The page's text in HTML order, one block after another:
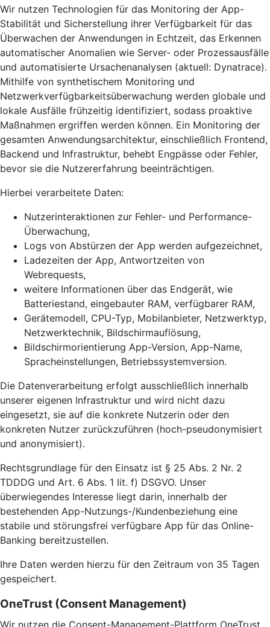
Wir nutzen Technologien für das Monitoring der App-
Stabilität und Sicherstellung ihrer Verfügbarkeit für das
Überwachen der Anwendungen in Echtzeit, das Erkennen
automatischer Anomalien wie Server- oder Prozessausfälle
und automatisierte Ursachenanalysen (aktuell: Dynatrace).
Mithilfe von synthetischem Monitoring und
Netzwerkverfügbarkeitsüberwachung werden globale und
lokale Ausfälle frühzeitig identifiziert, sodass proaktive
Maßnahmen ergriffen werden können. Ein Monitoring der
gesamten Anwendungsarchitektur, einschließlich Frontend,
Backend und Infrastruktur, behebt Engpässe oder Fehler,
bevor sie die Nutzererfahrung beeinträchtigen.
Hierbei verarbeitete Daten:
Nutzerinteraktionen zur Fehler- und Performance-
Überwachung,
Logs von Abstürzen der App werden aufgezeichnet,
Ladezeiten der App, Antwortzeiten von
Webrequests,
weitere Informationen über das Endgerät, wie
Batteriestand, eingebauter RAM, verfügbarer RAM,
Gerätemodell, CPU-Typ, Mobilanbieter, Netzwerktyp,
Netzwerktechnik, Bildschirmauflösung,
Bildschirmorientierung App-Version, App-Name,
Spracheinstellungen, Betriebssystemversion.
Die Datenverarbeitung erfolgt ausschließlich innerhalb
unserer eigenen Infrastruktur und wird nicht dazu
eingesetzt, sie auf die konkrete Nutzerin oder den
konkreten Nutzer zurückzuführen (hoch-pseudonymisiert
und anonymisiert).
Rechtsgrundlage für den Einsatz ist § 25 Abs. 2 Nr. 2
TDDDG und Art. 6 Abs. 1 lit. f) DSGVO. Unser
überwiegendes Interesse liegt darin, innerhalb der
bestehenden App-Nutzungs-/Kundenbeziehung eine
stabile und störungsfrei verfügbare App für das Online-
Banking bereitzustellen.
Ihre Daten werden hierzu für den Zeitraum von 35 Tagen
gespeichert.
OneTrust (Consent Management)
Wir nutzen die Consent-Management-Plattform OneTrust,